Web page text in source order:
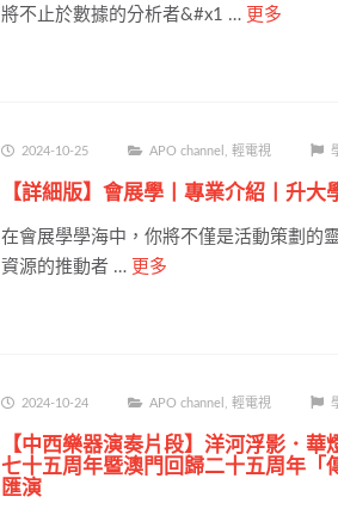
將不止於數據的分析者&#x1 … 更多
2024-10-25 APO channel 輕電視
【詳細版】會展學丨專業介紹丨升大
在會展學學海中，你將不僅是活動策劃的
資源的推動者 … 更多
2024-10-24 APO channel 輕電視
【中西樂器演奏片段】洋河浮影．
七十五周年暨澳門回歸二十五周年「
匯演